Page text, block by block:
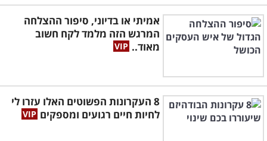
אמיתי או בדיוני, סיפור ההצלחה
המרגש הזה מלמד לקח חשוב
מאוד..
8 העקרונות הפשוטים האלו עזרו לי
לחיות חיים רגועים ומספקים